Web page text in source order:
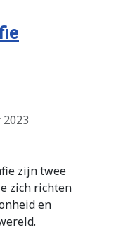
zijn twee
zich richten
en